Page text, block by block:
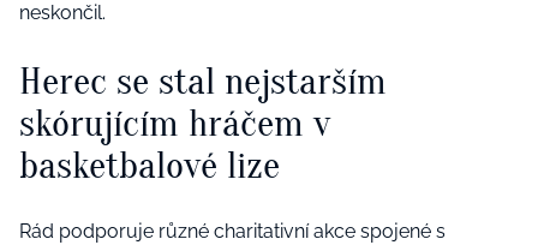
neskončil.
Herec se stal nejstarším
skórujícím hráčem v
basketbalové lize
Rád podporuje různé charitativní akce spojené s